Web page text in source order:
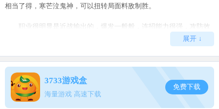
相当了得，寒芒泣鬼神，可以扭转局面料敌制胜。
职业很明显是近战输出的，爆发一般般，连招能力很强，攻防效
用刀的技能特别多，一刀斩，可以砍死很多人，职业连招强势，
可以近战单挑打连招，也可以打出爆发效果，肉盾能力可以抗大量伤
害。
使用的武器就是长刀，使用的副武器就是鹰，天赋技能就是刀
展开 ↓
3733游戏盒
海量游戏 高速下载
免费下载